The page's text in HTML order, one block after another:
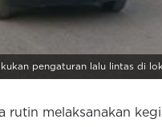
pengaturan lalu lintas di
rutin melaksanakan